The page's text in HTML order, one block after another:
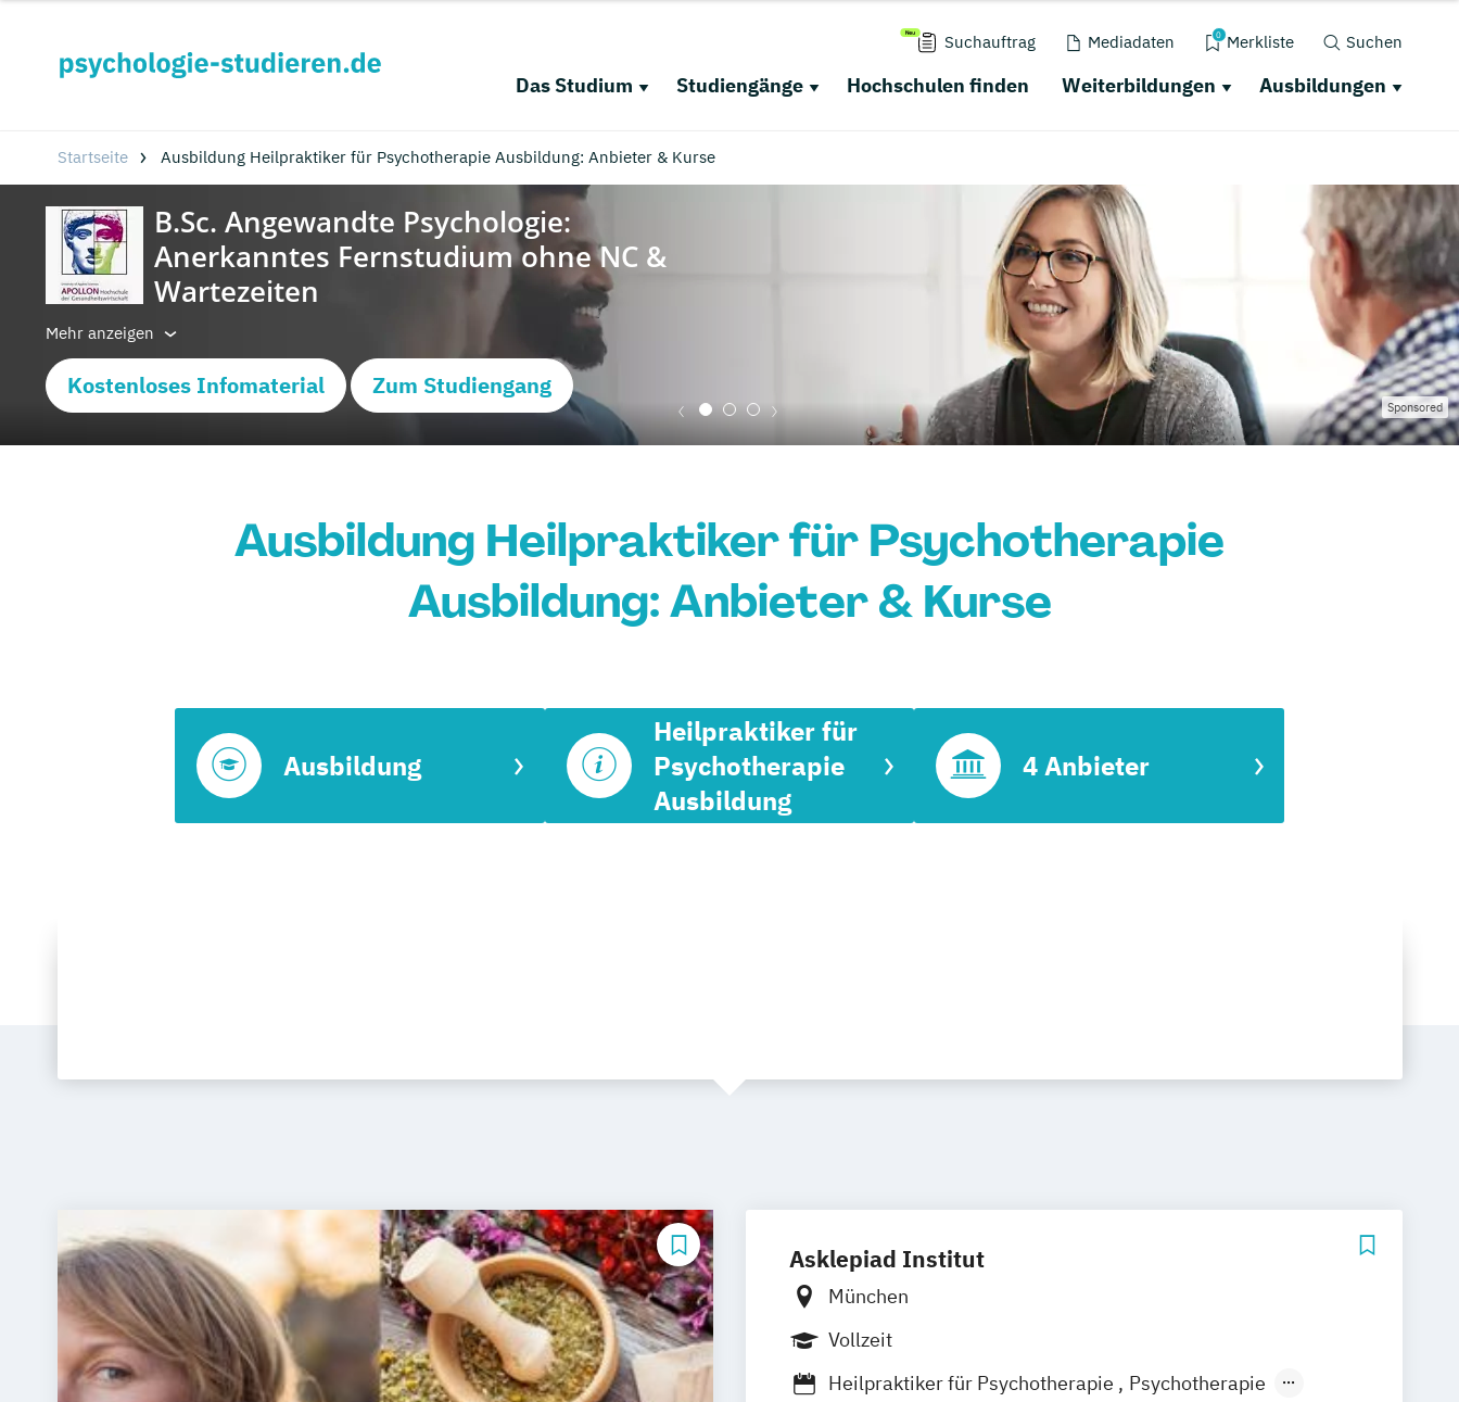
Suchauftrag Mediadaten 0 Merkliste Suchen
Das Studium Studiengänge Hochschulen finden Weiterbildungen Ausbildungen
Startseite Ausbildung Heilpraktiker für Psychotherapie Ausbildung: Anbieter & Kurse
Mehr anzeigen
Kostenloses Infomaterial Zum Studiengang
Sponsored
Ausbildung Heilpraktiker für Psychotherapie
Ausbildung: Anbieter & Kurse
Ausbildung
Heilpraktiker für
Psychotherapie
Ausbildung
4 Anbieter
Asklepiad Institut
München
Vollzeit
Heilpraktiker für Psychotherapie
Psychotherapie